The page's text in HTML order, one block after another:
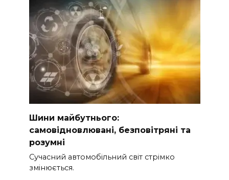
Шини майбутнього:
самовідновлювані, безповітряні та
розумні
Сучасний автомобільний світ стрімко
змінюється.